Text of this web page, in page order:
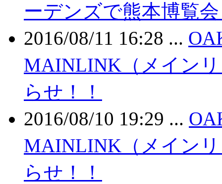
ーデンズで熊本博覧
2016/08/11 16:28 ...
MAINLINK（メイン
らせ！！
2016/08/10 19:29 ...
MAINLINK（メイン
らせ！！